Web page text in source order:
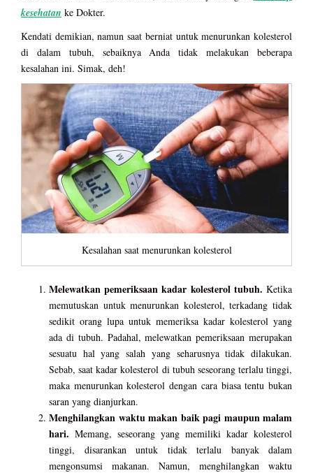
kesehatan ke Dokter.
Kendati demikian, namun saat berniat untuk menurunkan kolesterol
di dalam tubuh, sebaiknya Anda tidak melakukan beberapa
kesalahan ini. Simak, deh!
Kesalahan saat menurunkan kolesterol
Melewatkan pemeriksaan kadar kolesterol tubuh. Ketika
memutuskan untuk menurunkan kolesterol, terkadang tidak
sedikit orang lupa untuk memeriksa kadar kolesterol yang
ada di tubuh. Padahal, melewatkan pemeriksaan merupakan
sesuatu hal yang salah yang seharusnya tidak dilakukan.
Sebab, saat kadar kolesterol di tubuh seseorang terlalu tinggi,
maka menurunkan kolesterol dengan cara biasa tentu bukan
saran yang dianjurkan.
Menghilangkan waktu makan baik pagi maupun malam
hari. Memang, seseorang yang memiliki kadar kolesterol
tinggi, disarankan untuk tidak terlalu banyak dalam
mengonsumsi makanan. Namun, menghilangkan waktu